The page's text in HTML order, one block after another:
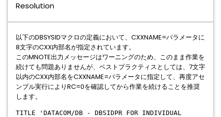
Resolution
以下のDBSYSIDマクロの定義において、CXXNAME=パラメータに
8文字のCXX内部名が指定されています。
このMNOTE出力メッセージはワーニングのため、このまま作業を
続けても問題ありませんが、ベストプラクティスとしては、7文字
以内のCXX内部名をCXXNAME=パラメータに指定して、再度アセ
ンブル実行によりRC=0を確認してから作業を続けることを推奨
します。
TITLE 'DATACOM/DB - DBSIDPR FOR INDIVIDUAL